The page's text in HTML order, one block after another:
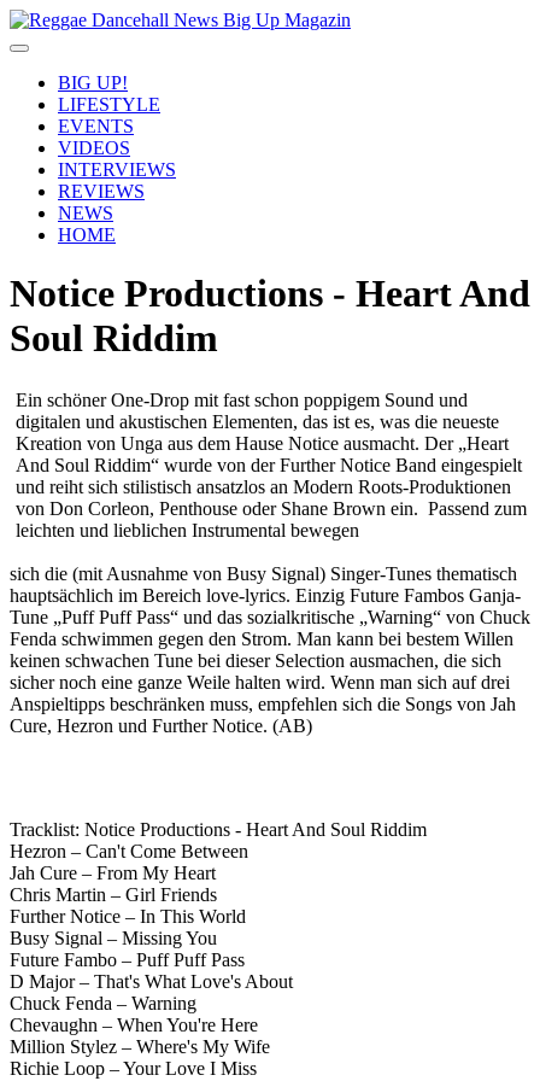
BIG UP!
LIFESTYLE
EVENTS
VIDEOS
INTERVIEWS
REVIEWS
NEWS
HOME
Notice Productions - Heart And
Soul Riddim
Ein schöner One-Drop mit fast schon poppigem Sound und
digitalen und akustischen Elementen, das ist es, was die neueste
Kreation von Unga aus dem Hause Notice ausmacht. Der „Heart
And Soul Riddim“ wurde von der Further Notice Band eingespielt
und reiht sich stilistisch ansatzlos an Modern Roots-Produktionen
von Don Corleon, Penthouse oder Shane Brown ein. Passend zum
leichten und lieblichen Instrumental bewegen
sich die (mit Ausnahme von Busy Signal) Singer-Tunes thematisch
hauptsächlich im Bereich love-lyrics. Einzig Future Fambos Ganja-
Tune „Puff Puff Pass“ und das sozialkritische „Warning“ von Chuck
Fenda schwimmen gegen den Strom. Man kann bei bestem Willen
keinen schwachen Tune bei dieser Selection ausmachen, die sich
sicher noch eine ganze Weile halten wird. Wenn man sich auf drei
Anspieltipps beschränken muss, empfehlen sich die Songs von Jah
Cure, Hezron und Further Notice. (AB)
Tracklist: Notice Productions - Heart And Soul Riddim
Hezron – Can't Come Between
Jah Cure – From My Heart
Chris Martin – Girl Friends
Further Notice – In This World
Busy Signal – Missing You
Future Fambo – Puff Puff Pass
D Major – That's What Love's About
Chuck Fenda – Warning
Chevaughn – When You're Here
Million Stylez – Where's My Wife
Richie Loop – Your Love I Miss